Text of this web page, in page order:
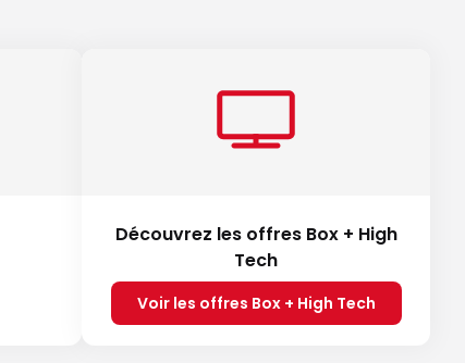
Découvrez les offres Box + High
Tech
Voir les offres Box + High Tech